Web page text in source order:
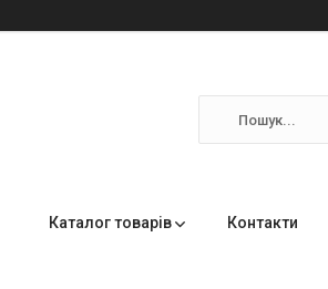
Каталог товарів Контакти